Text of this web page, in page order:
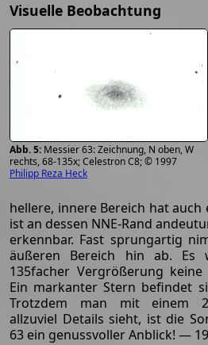
Visuelle Beobachtung
Messier 63: Zeichnung, N oben, W
rechts, 68-135x; Celestron C8; © 1997
Philipp Reza Heck
hellere, innere Bereich hat auch
ist an dessen NNE-Rand
erkennbar. Fast sprungartig
äußeren Bereich hin ab. Es
135facher Vergrößerung
Ein markanter Stern befindet
Trotzdem man mit einem
allzuviel Details sieht, ist die
63 ein genussvoller Anblick! —